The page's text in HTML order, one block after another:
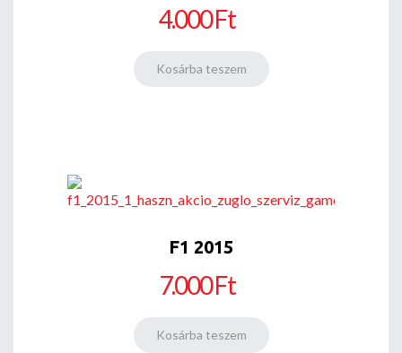
4.000 Ft
F1 2015
7.000 Ft